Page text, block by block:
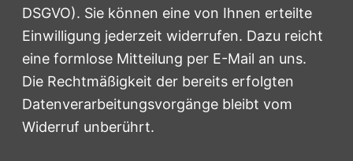
DSGVO). Sie können eine von Ihnen erteilte
Einwilligung jederzeit widerrufen. Dazu reicht
eine formlose Mitteilung per E-Mail an uns.
Die Rechtmäßigkeit der bereits erfolgten
Datenverarbeitungsvorgänge bleibt vom
Widerruf unberührt.